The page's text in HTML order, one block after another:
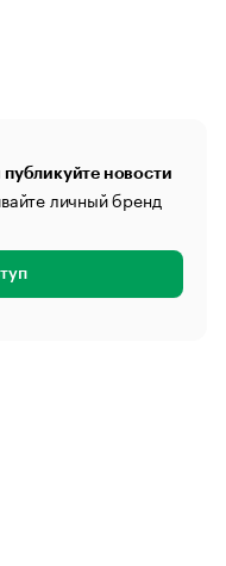
новости
личный бренд